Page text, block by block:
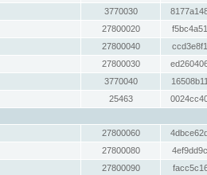
3770030
27800020
27800040
27800030
3770040
25463
27800060
27800080
27800090